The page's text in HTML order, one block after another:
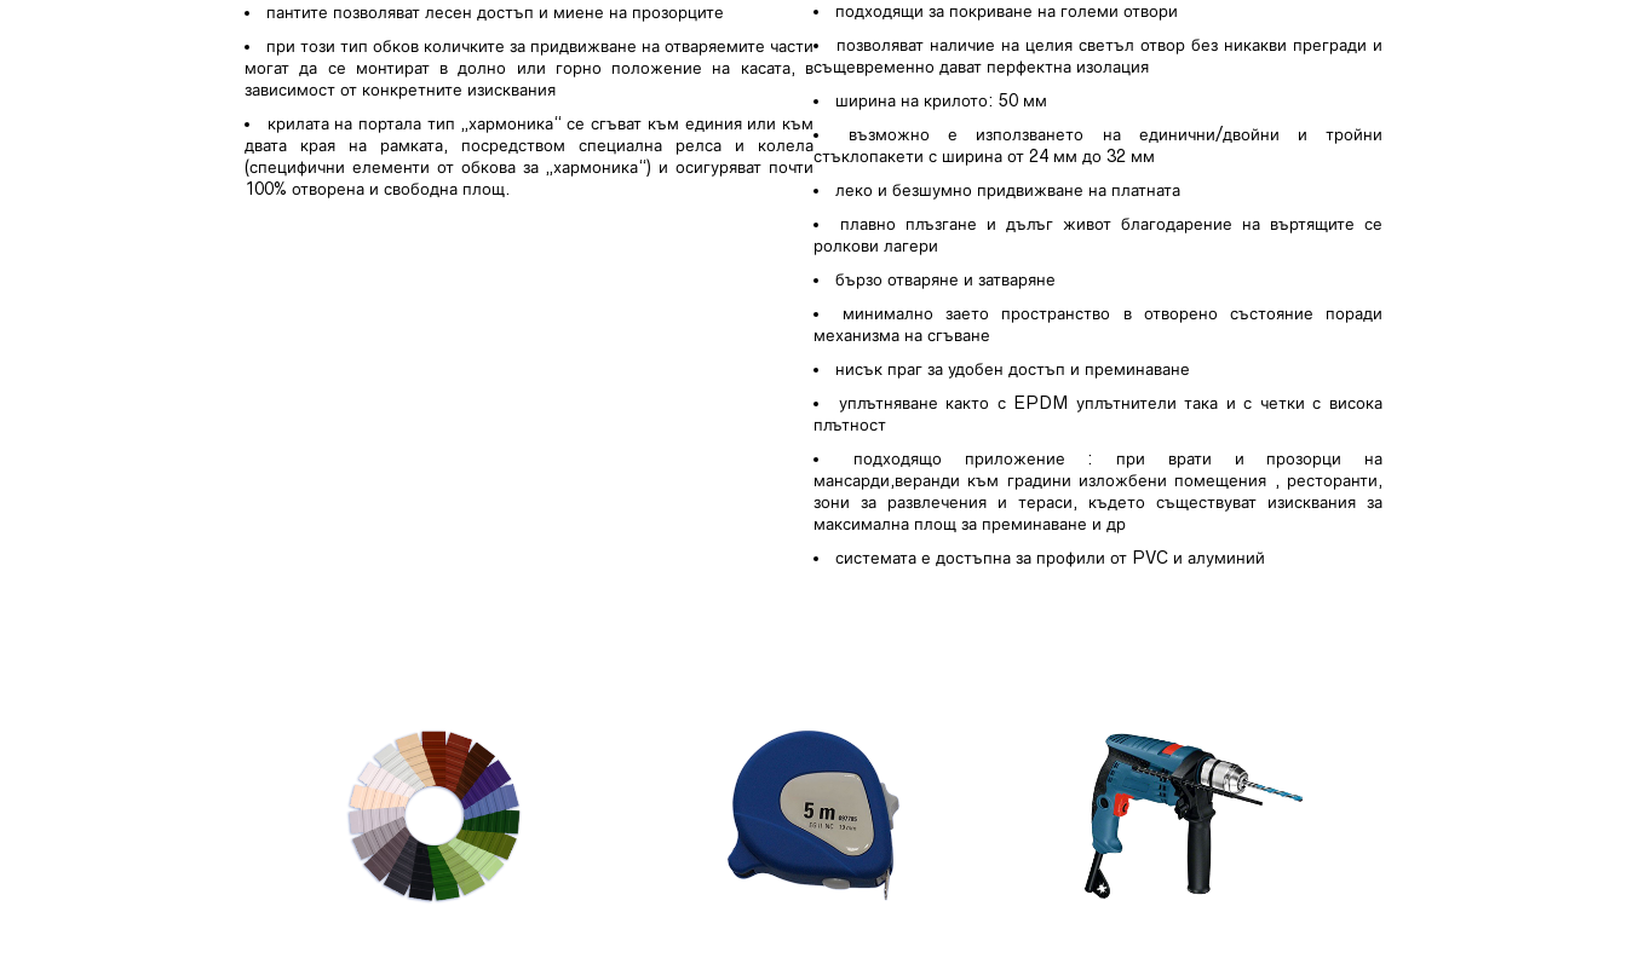
пантите позволяват лесен достъп и миене на прозорците
при този тип обков количките за придвижване на отваряемите части
могат да се монтират в долно или горно положение на касата, в
зависимост от конкретните изисквания
крилата на портала тип „хармоника“ се сгъват към единия или към
двата края на рамката, посредством специална релса и колела
(специфични елементи от обкова за „хармоника“) и осигуряват почти
100% отворена и свободна площ.
подходящи за покриване на големи отвори
позволяват наличие на целия светъл отвор без никакви прегради и
същевременно дават перфектна изолация
ширина на крилото: 50 мм
възможно е използването на единични/двойни и тройни
стъклопакети с ширина от 24 мм до 32 мм
леко и безшумно придвижване на платната
плавно плъзгане и дълъг живот благодарение на въртящите се
ролкови лагери
бързо отваряне и затваряне
минимално заето пространство в отворено състояние поради
механизма на сгъване
нисък праг за удобен достъп и преминаване
уплътняване както с EPDM уплътнители така и с четки с висока
плътност
подходящо приложение : при врати и прозорци на
мансарди,веранди към градини изложбени помещения , ресторанти,
зони за развлечения и тераси, където съществуват изисквания за
максимална площ за преминаване и др
системата е достъпна за профили от PVC и алуминий